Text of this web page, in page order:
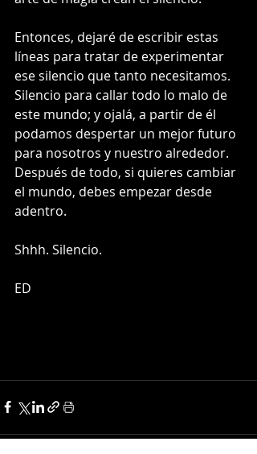
Entonces, dejaré de escribir estas
líneas para tratar de experimentar
ese silencio que tanto necesitamos.
Silencio para callar todo lo malo de
este mundo; y ojalá, a partir de él
podamos despertar un mejor futuro
para nosotros y nuestro alrededor.
Después de todo, si quieres cambiar
el mundo, debes empezar desde
adentro.
Shhh. Silencio.
ED